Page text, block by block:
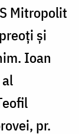
Mitropolit
și
Ioan
pr.